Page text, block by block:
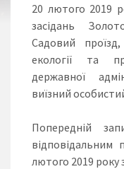
20 лютого 2019
засідань
Садовий
екології та
державної
виїзний
Попередній
відповідальним
лютого 2019 року